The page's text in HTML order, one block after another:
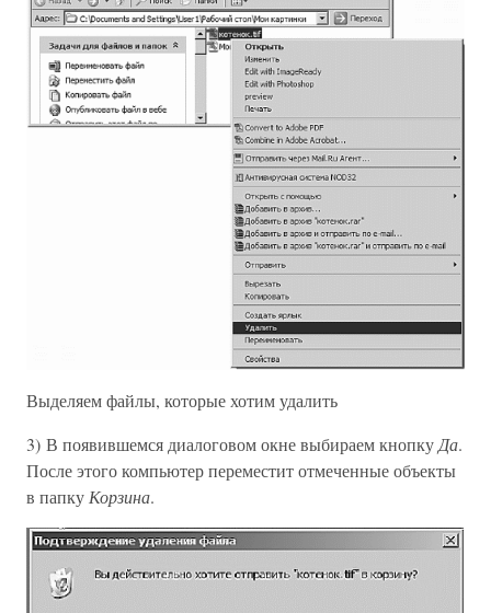
Выделяем файлы, которые хотим удалить
3) В появившемся диалоговом окне выбираем кнопку Да.
После этого компьютер переместит отмеченные объекты
в папку Корзина.